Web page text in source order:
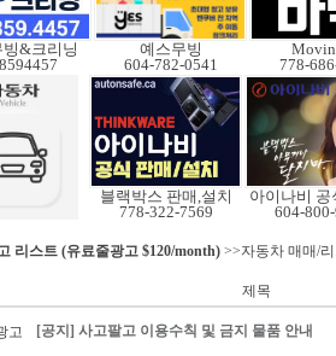
빙&크리닝
예스무빙
604-782-0541
778-
블랙박스 판매,설치
778-322-7569
아이나비 공
604-
리스트 (유료줄광고 $120/month) >>자동차 매매/
제목
고 [공지] 사고팔고 이용수칙 및 금지 물품 안내